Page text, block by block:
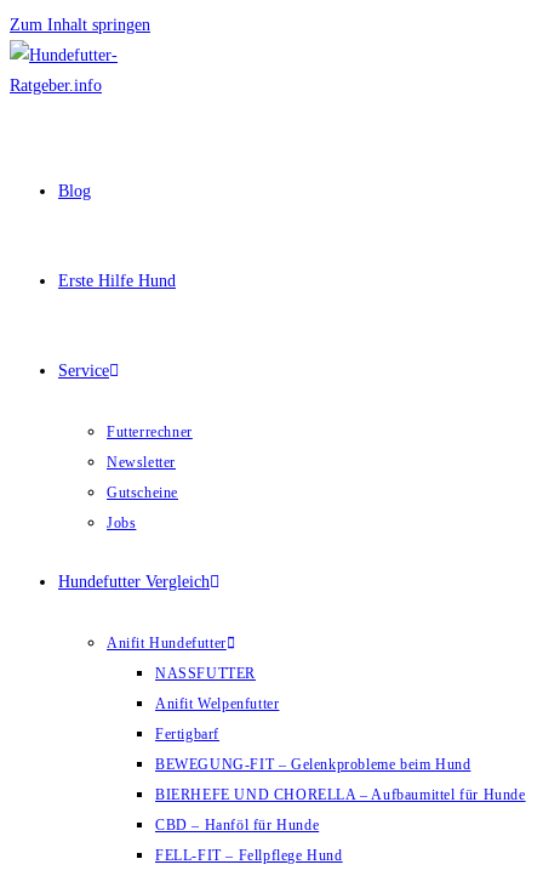
Zum Inhalt springen
Blog
Erste Hilfe Hund
Service
Futterrechner
Newsletter
Gutscheine
Jobs
Hundefutter Vergleich
Anifit Hundefutter
NASSFUTTER
Anifit Welpenfutter
Fertigbarf
BEWEGUNG-FIT – Gelenkprobleme beim Hund
BIERHEFE UND CHORELLA – Aufbaumittel für Hunde
CBD – Hanföl für Hunde
FELL-FIT – Fellpflege Hund